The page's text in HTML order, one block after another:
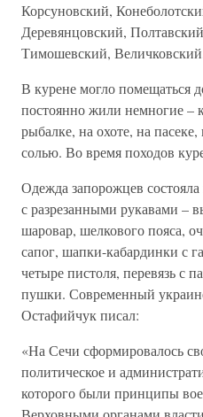
Корсуновский,
Деревянцовский,
Тимошевский,
В курене могло помещаться
постоянно жили немногие –
рыбалке, на охоте, на
солью. Во время походов
Одежда запорожцев состояла
с разрезанными рукавами –
шаровар, шелкового пояса,
сапог, шапки-кабардинки с
четыре пистоля, перевязь с
пушки. Современный
Остафийчук писал:
«На Сечи сформировалось
политическое и
которого были принципы